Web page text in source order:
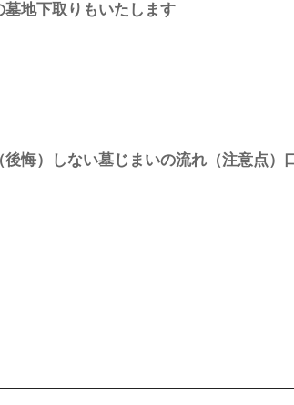
墓地下取りもいたします
悔）しない墓じまいの流れ（注意点）